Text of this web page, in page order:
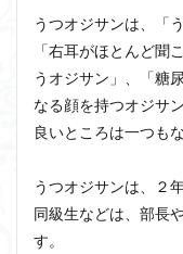
うつオジサンは、「
「右耳がほとんど聞
うオジサン」、「糖
なる顔を持つオジサン
良いところは一つも
うつオジサンは、２
同級生などは、部長
す。